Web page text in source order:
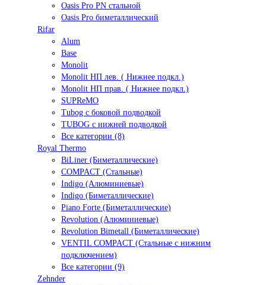
Oasis Pro PN стальной
Oasis Pro биметаллический
Rifar
Alum
Base
Monolit
Monolit НП лев. ( Нижнее подкл.)
Monolit НП прав. ( Нижнее подкл.)
SUPReMO
Tubog с боковой подводкой
TUBOG с нижней подводкой
Все категории (8)
Royal Thermo
BiLiner (Биметаллические)
COMPACT (Стальные)
Indigo (Алюминиевые)
Indigo (Биметаллические)
Piano Forte (Биметаллические)
Revolution (Алюминиевые)
Revolution Bimetall (Биметаллические)
VENTIL COMPACT (Стальные с нижним
подключением)
Все категории (9)
Zehnder